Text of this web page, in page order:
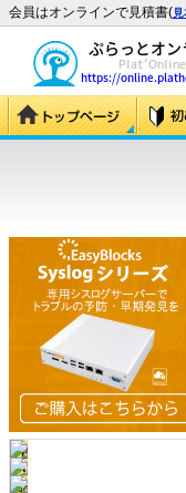
会員はオンラインで見積書(